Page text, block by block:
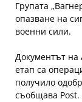
Групата
опазване на
военни сили.
Документът на
етап са
получило
съобщава Post.